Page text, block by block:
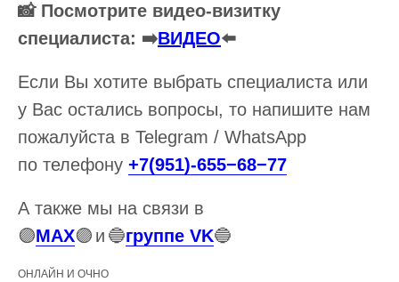
📸 Посмотрите видео-визитку
специалиста: ➡️ВИДЕО⬅️
Если Вы хотите выбрать специалиста или
у Вас остались вопросы, то напишите нам
пожалуйста в Telegram / WhatsApp
по телефону +7(951)-655−68−77
А также мы на связи в
🟣MAX🟣 и 🔵группе VK🔵
ОНЛАЙН И ОЧНО